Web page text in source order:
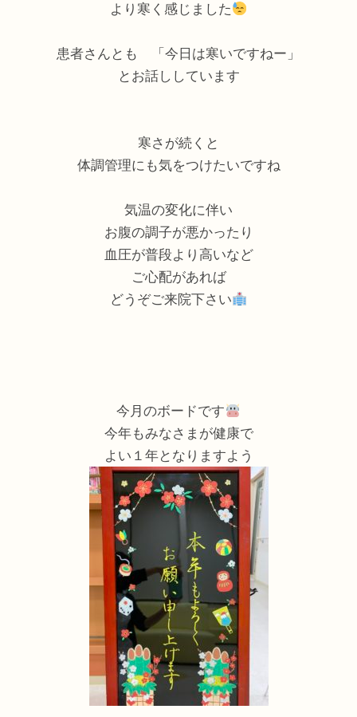
より寒く感じました
患者さんとも 「今日は寒いですねー」
とお話ししています
寒さが続くと
体調管理にも気をつけたいですね
気温の変化に伴い
お腹の調子が悪かったり
血圧が普段より高いなど
ご心配があれば
どうぞご来院下さい
今月のボードです
今年もみなさまが健康で
よい１年となりますよう